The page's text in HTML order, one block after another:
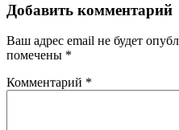
Добавить комментарий
Ваш адрес email не будет
помечены *
Комментарий *